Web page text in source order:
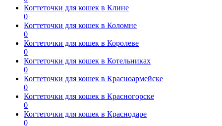
Когтеточки для кошек в Клине
0
Когтеточки для кошек в Коломне
0
Когтеточки для кошек в Королеве
0
Когтеточки для кошек в Котельниках
0
Когтеточки для кошек в Красноармейске
0
Когтеточки для кошек в Красногорске
0
Когтеточки для кошек в Краснодаре
0